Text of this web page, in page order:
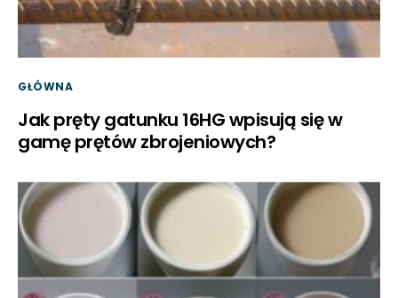
GŁÓWNA
Jak pręty gatunku 16HG wpisują się w
gamę prętów zbrojeniowych?